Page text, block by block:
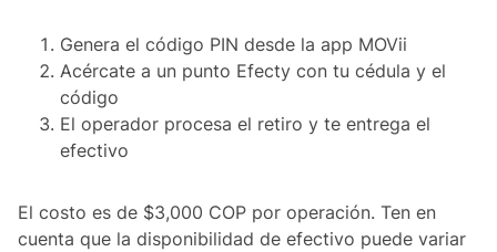
Genera el código PIN desde la app MOVii
Acércate a un punto Efecty con tu cédula y el
código
El operador procesa el retiro y te entrega el
efectivo
El costo es de $3,000 COP por operación. Ten en
cuenta que la disponibilidad de efectivo puede variar